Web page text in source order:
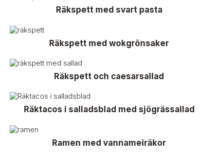
Räkspett med svart pasta
Räkspett med wokgrönsaker
Räkspett och caesarsallad
Räktacos i salladsblad med sjögrässallad
Ramen med vannameiräkor